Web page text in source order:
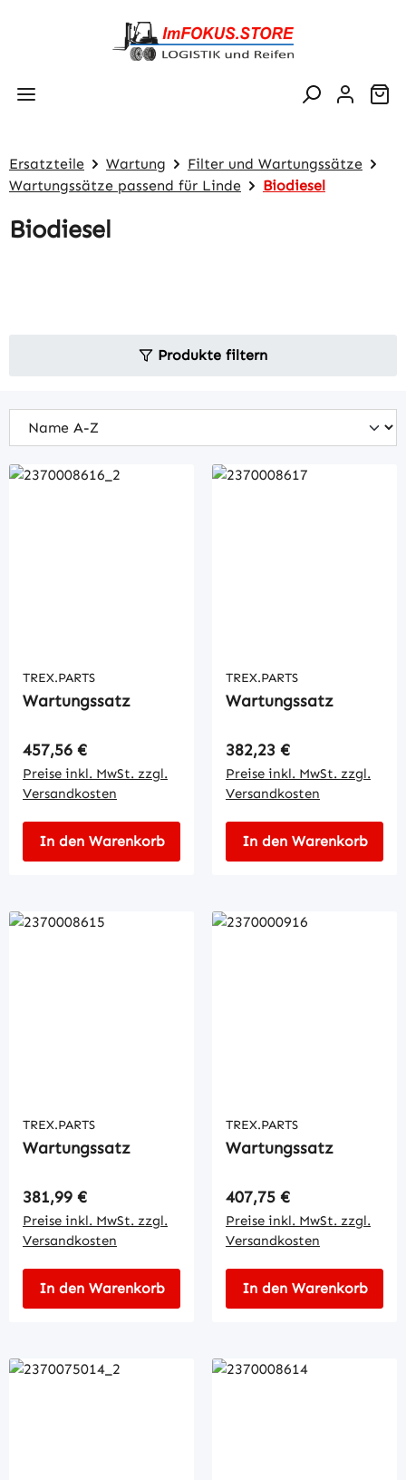
Zum Hauptinhalt springen
Ersatzteile Wartung
Filter und Wartungssätze
Wartungssätze passend für Linde
Biodiesel
Biodiesel
Produkte filtern
TREX.PARTS
Wartungssatz
Regulärer Preis:
457,56 €
Preise inkl. MwSt. zzgl.
Versandkosten
In den Warenkorb
TREX.PARTS
Wartungssatz
Regulärer Preis:
382,23 €
Preise inkl. MwSt. zzgl.
Versandkosten
In den Warenkorb
TREX.PARTS
Wartungssatz
Regulärer Preis:
381,99 €
Preise inkl. MwSt. zzgl.
Versandkosten
In den Warenkorb
TREX.PARTS
Wartungssatz
Regulärer Preis:
407,75 €
Preise inkl. MwSt. zzgl.
Versandkosten
In den Warenkorb